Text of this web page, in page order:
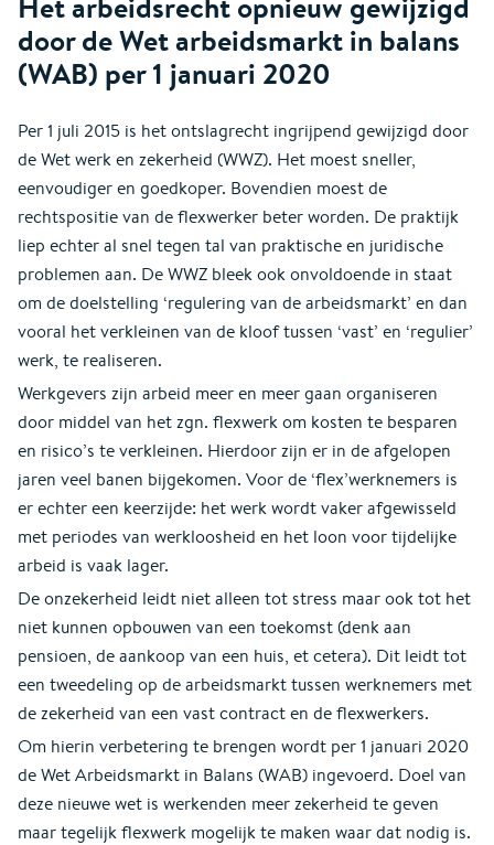
door de Wet arbeidsmarkt in balans
(WAB) per 1 januari 2020
Per 1 juli 2015 is het ontslagrecht ingrijpend gewijzigd door
de Wet werk en zekerheid (WWZ). Het moest sneller,
eenvoudiger en goedkoper. Bovendien moest de
rechtspositie van de flexwerker beter worden. De praktijk
liep echter al snel tegen tal van praktische en juridische
problemen aan. De WWZ bleek ook onvoldoende in staat
om de doelstelling ‘regulering van de arbeidsmarkt’ en dan
vooral het verkleinen van de kloof tussen ‘vast’ en ‘regulier’
werk, te realiseren.
Werkgevers zijn arbeid meer en meer gaan organiseren
door middel van het zgn. flexwerk om kosten te besparen
en risico’s te verkleinen. Hierdoor zijn er in de afgelopen
jaren veel banen bijgekomen. Voor de ‘flex’werknemers is
er echter een keerzijde: het werk wordt vaker afgewisseld
met periodes van werkloosheid en het loon voor tijdelijke
arbeid is vaak lager.
De onzekerheid leidt niet alleen tot stress maar ook tot het
niet kunnen opbouwen van een toekomst (denk aan
pensioen, de aankoop van een huis, et cetera). Dit leidt tot
een tweedeling op de arbeidsmarkt tussen werknemers met
de zekerheid van een vast contract en de flexwerkers.
Om hierin verbetering te brengen wordt per 1 januari 2020
de Wet Arbeidsmarkt in Balans (WAB) ingevoerd. Doel van
deze nieuwe wet is werkenden meer zekerheid te geven
maar tegelijk flexwerk mogelijk te maken waar dat nodig is.